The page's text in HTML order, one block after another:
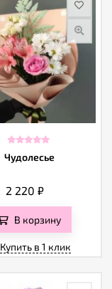
Чудолесье
2 220₽
В корзину
Купить в 1 клик